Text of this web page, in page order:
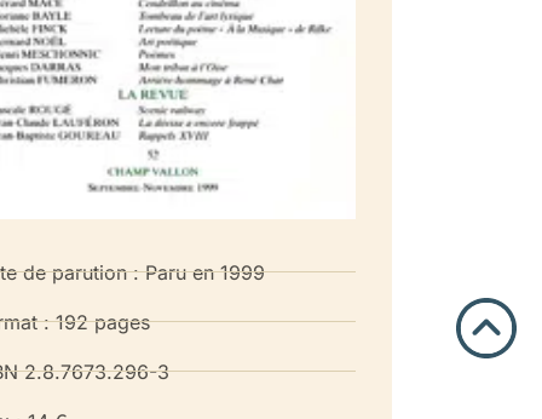
de parution : Paru en 1999
: 192 pages
2.8.7673.296-3